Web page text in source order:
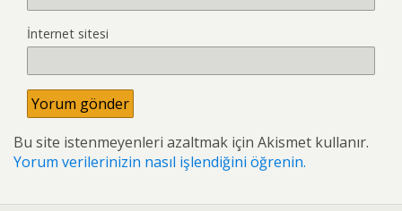
İnternet sitesi
Bu site istenmeyenleri azaltmak için Akismet kullanır.
Yorum verilerinizin nasıl işlendiğini öğrenin.